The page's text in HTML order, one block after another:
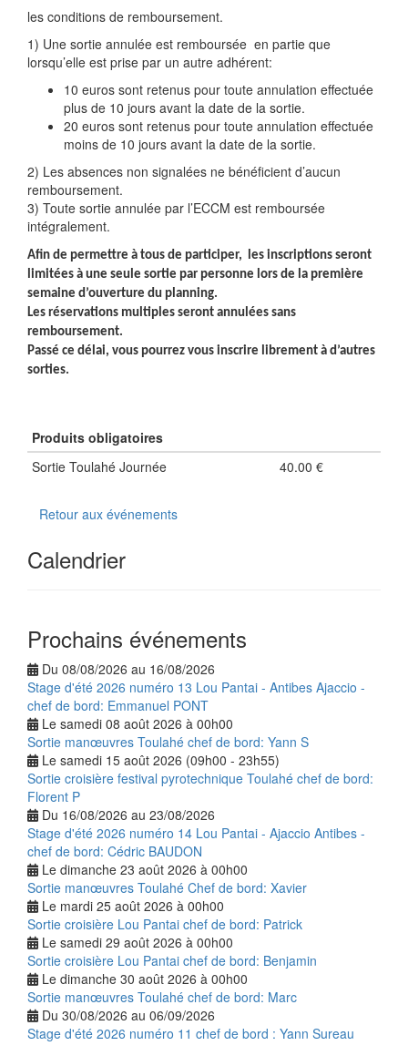
les conditions de remboursement.
1) Une sortie annulée est remboursée en partie que
lorsqu’elle est prise par un autre adhérent:
10 euros sont retenus pour toute annulation effectuée
plus de 10 jours avant la date de la sortie.
20 euros sont retenus pour toute annulation effectuée
moins de 10 jours avant la date de la sortie.
2) Les absences non signalées ne bénéficient d’aucun
remboursement.
3) Toute sortie annulée par l’ECCM est remboursée
intégralement.
Afin de permettre à tous de participer, les inscriptions seront
limitées à une seule sortie par personne lors de la première
semaine d’ouverture du planning.
Les réservations multiples seront annulées sans
remboursement.
Passé ce délai, vous pourrez vous inscrire librement à d’autres
sorties.
Produits obligatoires
Sortie Toulahé Journée
40.00 €
Retour aux événements
Calendrier
Prochains événements
Du 08/08/2026 au 16/08/2026
Stage d'été 2026 numéro 13 Lou Pantai - Antibes Ajaccio -
chef de bord: Emmanuel PONT
Le samedi 08 août 2026 à 00h00
Sortie manœuvres Toulahé chef de bord: Yann S
Le samedi 15 août 2026 (09h00 - 23h55)
Sortie croisière festival pyrotechnique Toulahé chef de bord:
Florent P
Du 16/08/2026 au 23/08/2026
Stage d'été 2026 numéro 14 Lou Pantai - Ajaccio Antibes -
chef de bord: Cédric BAUDON
Le dimanche 23 août 2026 à 00h00
Sortie manœuvres Toulahé Chef de bord: Xavier
Le mardi 25 août 2026 à 00h00
Sortie croisière Lou Pantai chef de bord: Patrick
Le samedi 29 août 2026 à 00h00
Sortie croisière Lou Pantai chef de bord: Benjamin
Le dimanche 30 août 2026 à 00h00
Sortie manœuvres Toulahé chef de bord: Marc
Du 30/08/2026 au 06/09/2026
Stage d'été 2026 numéro 11 chef de bord : Yann Sureau